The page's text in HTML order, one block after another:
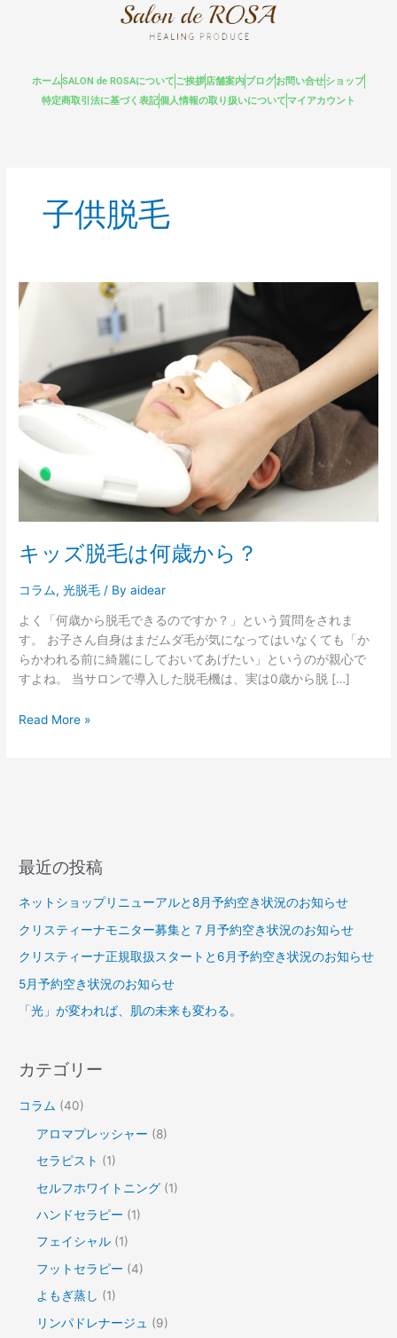
ホームSALON de ROSAについて ご挨拶店舗案内ブログお問い合せショップ
特定商取引法に基づく表記個人情報の取り扱いについてマイアカウント
子供脱毛
キッズ脱毛は何歳から？
コラム,光脱毛 / Byaidear
よく「何歳から脱毛できるのですか？」という質問をされま
す。 お子さん自身はまだムダ毛が気になってはいなくても「か
らかわれる前に綺麗にしておいてあげたい」というのが親心で
すよね。 当サロンで導入した脱毛機は、実は0歳から脱 […]
キ
ッ
は
何
歳
ら？
Read More »
最近の投稿
ネットショップリニューアルと8月予約空き状況のお知らせ
クリスティーナモニター募集と７月予約空き状況のお知らせ
クリスティーナ正規取扱スタートと6月予約空き状況のお知らせ
5月予約空き状況のお知らせ
「光」が変われば、肌の未来も変わる。
カテゴリー
コラム (40)
アロマプレッシャー (8)
セラピスト (1)
セルフホワイトニング (1)
ハンドセラピー (1)
フェイシャル (1)
フットセラピー (4)
よもぎ蒸し (1)
リンパドレナージュ (9)